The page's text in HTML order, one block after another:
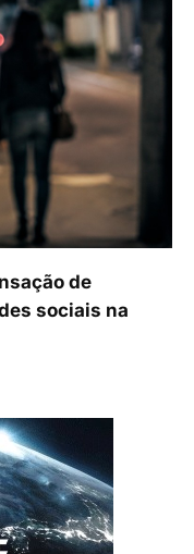
de
sociais na